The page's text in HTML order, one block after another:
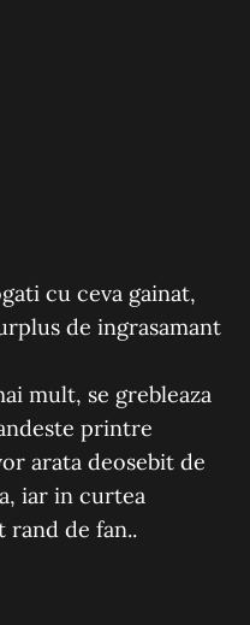
cu ceva gainat,
de ingrasamant
mult, se grebleaza
printre
arata deosebit de
iar in curtea
rand de fan..